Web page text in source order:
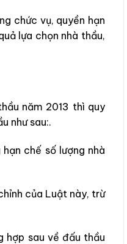
chức vụ, quyền hạn
lựa chọn nhà thầu,
năm 2013 thì quy
như sau:.
chế số lượng nhà
của Luật này, trừ
hợp sau về đấu thầu